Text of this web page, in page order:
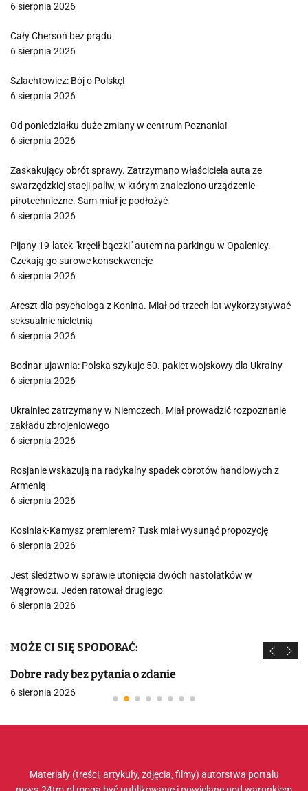
6 sierpnia 2026
Cały Chersoń bez prądu
6 sierpnia 2026
Szlachtowicz: Bój o Polskę!
6 sierpnia 2026
Od poniedziałku duże zmiany w centrum Poznania!
6 sierpnia 2026
Zaskakujący obrót sprawy. Zatrzymano właściciela auta ze
swarzędzkiej stacji paliw, w którym znaleziono urządzenie
pirotechniczne. Sam miał je podłożyć
6 sierpnia 2026
Pijany 19-latek "kręcił bączki" autem na parkingu w Opalenicy.
Czekają go surowe konsekwencje
6 sierpnia 2026
Areszt dla psychologa z Konina. Miał od trzech lat wykorzystywać
seksualnie nieletnią
6 sierpnia 2026
Bodnar ujawnia: Polska szykuje 50. pakiet wojskowy dla Ukrainy
6 sierpnia 2026
Ukrainiec zatrzymany w Niemczech. Miał prowadzić rozpoznanie
zakładu zbrojeniowego
6 sierpnia 2026
Rosjanie wskazują na radykalny spadek obrotów handlowych z
Armenią
6 sierpnia 2026
Kosiniak-Kamysz premierem? Tusk miał wysunąć propozycję
6 sierpnia 2026
Jest śledztwo w sprawie utonięcia dwóch nastolatków w
Wągrowcu. Jeden ratował drugiego
6 sierpnia 2026
MOŻE CI SIĘ SPODOBAĆ:
Dobre rady bez pytania o zdanie
6 sierpnia 2026
Materiały (treści, artykuły, zdjęcia, filmy) autorstwa portalu